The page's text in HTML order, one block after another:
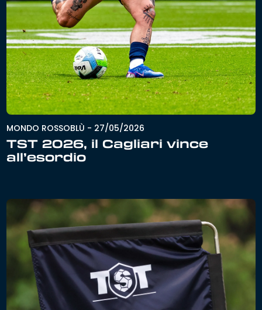
MONDO ROSSOBLÙ - 27/05/2026
TST 2026, il Cagliari vince
all’esordio